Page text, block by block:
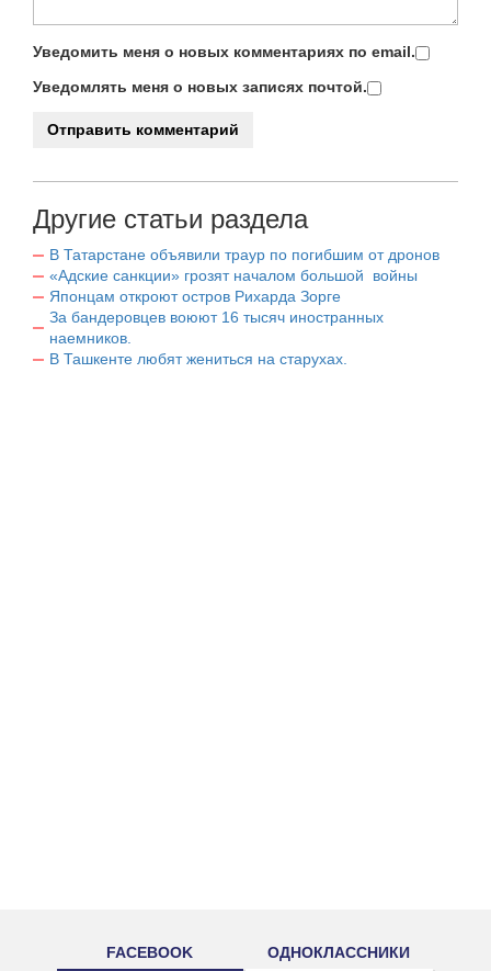
Уведомить меня о новых комментариях по email.
Уведомлять меня о новых записях почтой.
Другие статьи раздела
В Татарстане объявили траур по погибшим от дронов
«Адские санкции» грозят началом большой войны
Японцам откроют остров Рихарда Зорге
За бандеровцев воюют 16 тысяч иностранных
наемников.
В Ташкенте любят жениться на старухах.
FACEBOOK ОДНОКЛАССНИКИ